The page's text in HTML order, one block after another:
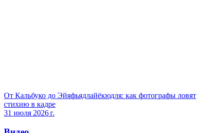
От Кальбуко до Эйяфьядлайёкюдля: как фотографы ловят
стихию в кадре
31 июля 2026 г.